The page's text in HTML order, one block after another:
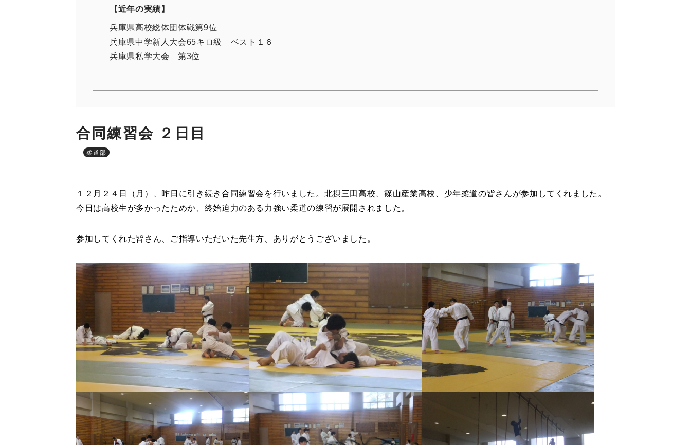
【近年の実績】
兵庫県高校総体団体戦第9位
兵庫県中学新人大会65キロ級 ベスト１６
兵庫県私学大会 第3位
合同練習会 ２日目
柔道部
１２月２４日（月）、昨日に引き続き合同練習会を行いました。北摂三田高校、篠山産業高校、少年柔道の皆さんが参加してくれました。
今日は高校生が多かったためか、終始迫力のある力強い柔道の練習が展開されました。
参加してくれた皆さん、ご指導いただいた先生方、ありがとうございました。